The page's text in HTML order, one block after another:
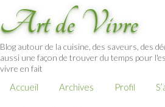
Art de Vivre
Blog autour de la cuisine, des saveurs, des
aussi une façon de trouver du temps pour
vivre en fait
Accueil Archives Profil